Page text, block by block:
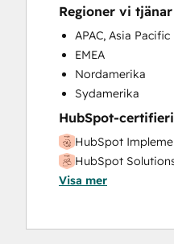
Knowledge Base
LatAm Marketing
LatAm Marketing
Onboarding
Marketing Hub
Paid Advertising
Programmable
Public Relations
Revenue Hub
Regioner vi tjänar
APAC, Asia Pacific
EMEA
Nordamerika
Sydamerika
HubSpot-
HubSpot
HubSpot
Visa mer